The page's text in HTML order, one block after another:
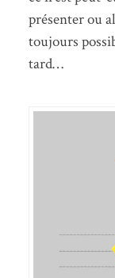
présenter ou
toujours
tard…